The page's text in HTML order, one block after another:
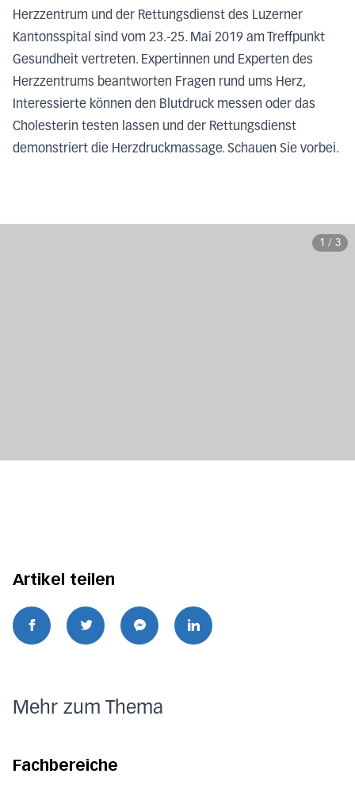
Herzzentrum und der Rettungsdienst des Luzerner
Kantonsspital sind vom 23.-25. Mai 2019 am Treffpunkt
Gesundheit vertreten. Expertinnen und Experten des
Herzzentrums beantworten Fragen rund ums Herz,
Interessierte können den Blutdruck messen oder das
Cholesterin testen lassen und der Rettungsdienst
demonstriert die Herzdruckmassage. Schauen Sie vorbei.
1 / 3
Artikel teilen
Mehr zum Thema
Fachbereiche